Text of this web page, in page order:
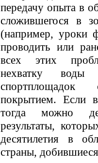
передачу опыта в
сложившегося в
(например, уроки
проводить или
всех этих
нехватку воды
покрытием. Если
тогда можно
результаты,
десятилетия в
страны,